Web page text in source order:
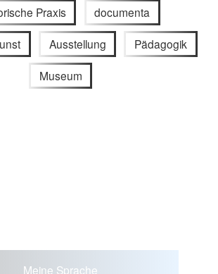
Praxis documenta
Ausstellung Pädagogik
Museum
Meine Sprache